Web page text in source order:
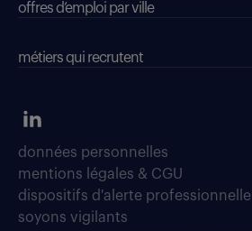
offres d’emploi par ville
métiers qui recrutent
données personnelles
mentions légales & CGU
dispositifs d'alerte professionnelle
soyons vigilants